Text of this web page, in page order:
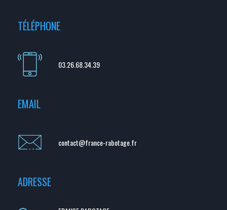
TÉLÉPHONE
03.26.68.34.39
EMAIL
contact@france-rabotage.fr
ADRESSE